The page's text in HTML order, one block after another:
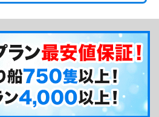
メッセージ
シングは、新勝丸にお任せ下
サやワラサ（ブリ）をメイン
じて出船している釣り船で
敷居が高く見られがちです